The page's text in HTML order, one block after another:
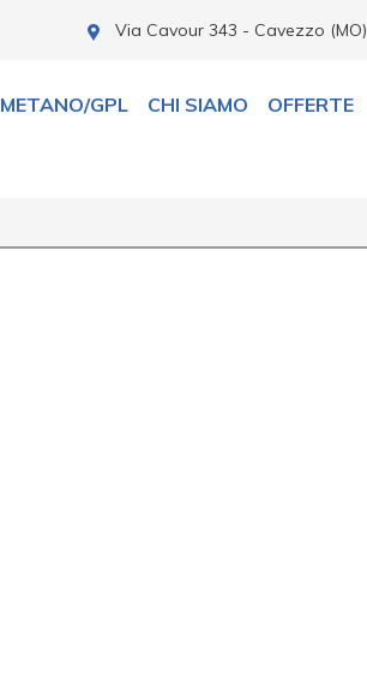
Via Cavour 343 - Cavezzo (MO)
METANO/GPL CHI SIAMO OFFERTE